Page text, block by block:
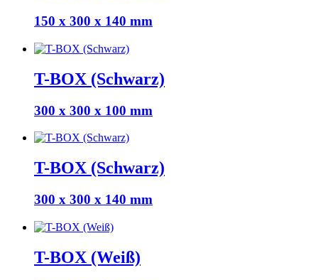
150 x 300 x 140 mm
T-BOX (Schwarz)
300 x 300 x 100 mm
T-BOX (Schwarz)
300 x 300 x 140 mm
T-BOX (Weiß)